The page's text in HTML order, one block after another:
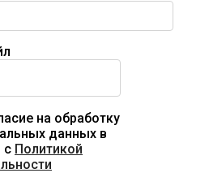
на обработку
данных в
с Политикой